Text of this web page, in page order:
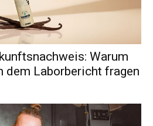
Warum
dem Laborbericht fragen